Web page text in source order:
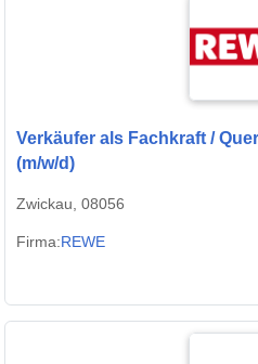
Verkäufer als Fachkraft /
(m/w/d)
Zwickau, 08056
Firma:REWE